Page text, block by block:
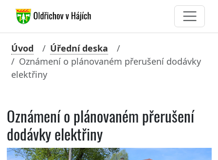
Úvod
Úřední deska
Oznámení o plánovaném přerušení dodávky
elektřiny
Oznámení o plánovaném přerušení
dodávky elektřiny